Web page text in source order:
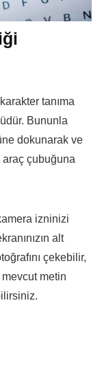
tanıma
Bununla
dokunarak ve
araç çubuğuna
izninizi
alt
çekebilir,
metin